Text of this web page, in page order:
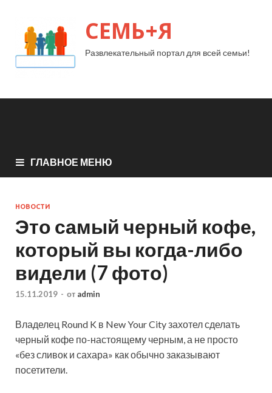
СЕМЬ+Я
Развлекательный портал для всей семьи!
ГЛАВНОЕ МЕНЮ
НОВОСТИ
Это самый черный кофе,
который вы когда-либо
видели (7 фото)
15.11.2019 - от admin
Владелец Round K в New Your City захотел сделать
черный кофе по-настоящему черным, а не просто
«без сливок и сахара» как обычно заказывают
посетители.